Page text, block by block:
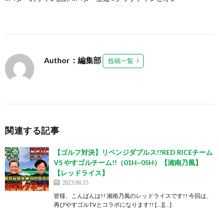
Author：編集部 投稿一覧
関連する記事
【ゴルフ対決】リベンジダブルス!?RED RICEチーム
VS やすゴルチーム!!（01H~05H）【湘南乃風】
【レッドライス】
2023.06.15
皆様、こんばんは!! 湘南乃風のレッドライスです!! 今回は、
再びやすゴルTVとコラボになります!! […][…]